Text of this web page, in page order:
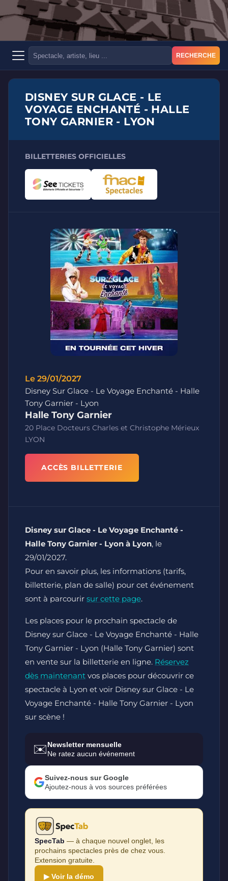
RECHERCHE
DISNEY SUR GLACE - LE
VOYAGE ENCHANTÉ - HALLE
TONY GARNIER - LYON
BILLETTERIES OFFICIELLES
Le 29/01/2027
Disney Sur Glace - Le Voyage Enchanté - Halle
Tony Garnier - Lyon
Halle Tony Garnier
20 Place Docteurs Charles et Christophe Mérieux
LYON
ACCÈS BILLETTERIE
Disney sur Glace - Le Voyage Enchanté -
Halle Tony Garnier - Lyon à Lyon, le
29/01/2027.
Pour en savoir plus, les informations (tarifs,
billetterie, plan de salle) pour cet événement
sont à parcourir sur cette page.
Les places pour le prochain spectacle de
Disney sur Glace - Le Voyage Enchanté - Halle
Tony Garnier - Lyon (Halle Tony Garnier) sont
en vente sur la billetterie en ligne. Réservez
dès maintenant vos places pour découvrir ce
spectacle à Lyon et voir Disney sur Glace - Le
Voyage Enchanté - Halle Tony Garnier - Lyon
sur scène !
✉️Newsletter mensuelle
Ne ratez aucun événement
Suivez-nous sur Google
Ajoutez-nous à vos sources préférées
SpecTab — à chaque nouvel onglet, les
prochains spectacles près de chez vous.
Extension gratuite.
▶ Voir la démo